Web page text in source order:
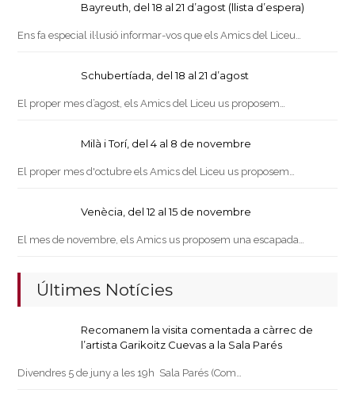
Bayreuth, del 18 al 21 d’agost (llista d’espera)
Ens fa especial il·lusió informar-vos que els Amics del Liceu…
Schubertíada, del 18 al 21 d’agost
El proper mes d’agost, els Amics del Liceu us proposem…
Milà i Torí, del 4 al 8 de novembre
El proper mes d'octubre els Amics del Liceu us proposem…
Venècia, del 12 al 15 de novembre
El mes de novembre, els Amics us proposem una escapada…
Últimes Notícies
Recomanem la visita comentada a càrrec de
l’artista Garikoitz Cuevas a la Sala Parés
Divendres 5 de juny a les 19h Sala Parés (Com…